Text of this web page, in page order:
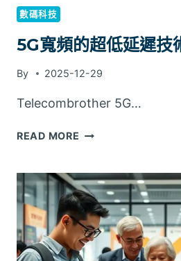
點
數碼科技
5G寬頻的超低延遲技
By 2025-12-29
Telecombrother 5G…
READ MORE 5G
的
超
低
延
遲